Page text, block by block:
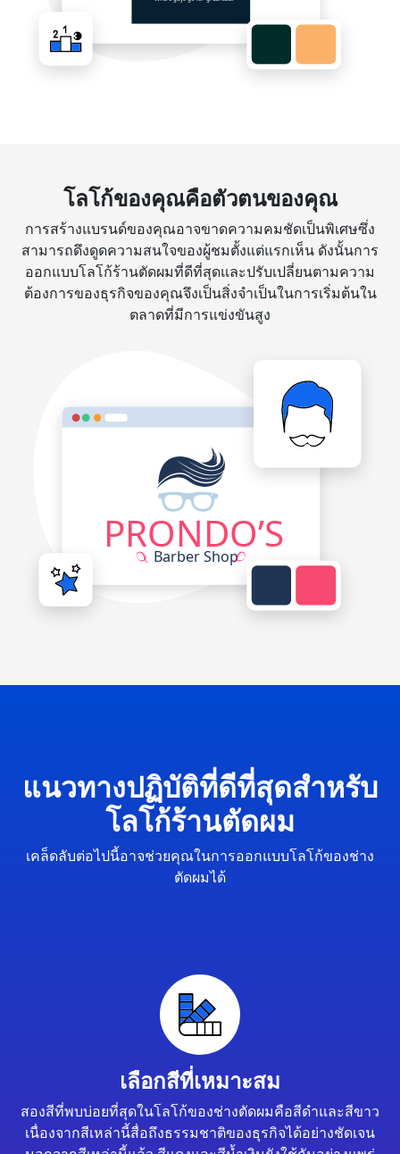
โลโก้ของคุณคือตัวตนของคุณ
การสร้างแบรนด์ของคุณอาจขาดความคมชัดเป็นพิเศษซึ่ง
สามารถดึงดูดความสนใจของผู้ชมตั้งแต่แรกเห็น ดังนั้นการ
ออกแบบโลโก้ร้านตัดผมที่ดีที่สุดและปรับเปลี่ยนตามความ
ต้องการของธุรกิจของคุณจึงเป็นสิ่งจำเป็นในการเริ่มต้นใน
ตลาดที่มีการแข่งขันสูง
แนวทางปฏิบัติที่ดีที่สุดสำหรับ
โลโก้ร้านตัดผม
เคล็ดลับต่อไปนี้อาจช่วยคุณในการออกแบบโลโก้ของช่าง
ตัดผมได้
เลือกสีที่เหมาะสม
สองสีที่พบบ่อยที่สุดในโลโก้ของช่างตัดผมคือสีดำและสีขาว
เนื่องจากสีเหล่านี้สื่อถึงธรรมชาติของธุรกิจได้อย่างชัดเจน